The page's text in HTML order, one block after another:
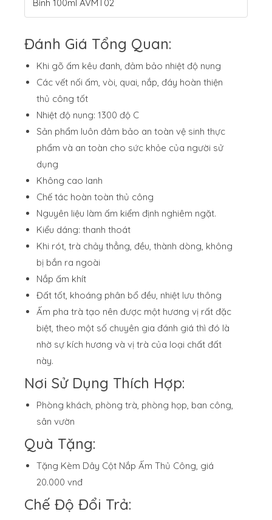
Bình 100ml AVMT02
Đánh Giá Tổng Quan:
Khi gõ ấm kêu đanh, đảm bảo nhiệt độ nung
Các vết nối ấm, vòi, quai, nắp, đáy hoàn thiện
thủ công tốt
Nhiệt độ nung: 1300 độ C
Sản phẩm luôn đảm bảo an toàn vệ sinh thực
phẩm và an toàn cho sức khỏe của người sử
dụng
Không cao lanh
Chế tác hoàn toàn thủ công
Nguyên liệu làm ấm kiểm định nghiêm ngặt.
Kiểu dáng: thanh thoát
Khi rót, trà chảy thẳng, đều, thành dòng, không
bị bắn ra ngoài
Nắp ấm khít
Đất tốt, khoáng phân bổ đều, nhiệt lưu thông
Ấm pha trà tạo nên được một hương vị rất đặc
biệt, theo một số chuyên gia đánh giá thì đó là
nhờ sự kích hương và vị trà của loại chất đất
này.
Nơi Sử Dụng Thích Hợp:
Phòng khách, phòng trà, phòng họp, ban công,
sân vườn
Quà Tặng:
Tặng Kèm Dây Cột Nắp Ấm Thủ Công, giá
20.000 vnđ
Chế Độ Đổi Trả: